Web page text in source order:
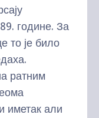
године. За
то је било
ратним
иметак али